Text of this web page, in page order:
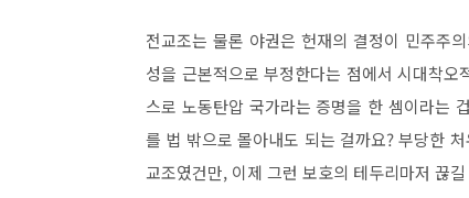
전교조는 물론 야권은 헌재의 결정이 민주주
성을 근본적으로 부정한다는 점에서 시대착
스로 노동탄압 국가라는 증명을 한 셈이라는
를 법 밖으로 몰아내도 되는 걸까요? 부당한
교조였건만, 이제 그런 보호의 테두리마저 끊